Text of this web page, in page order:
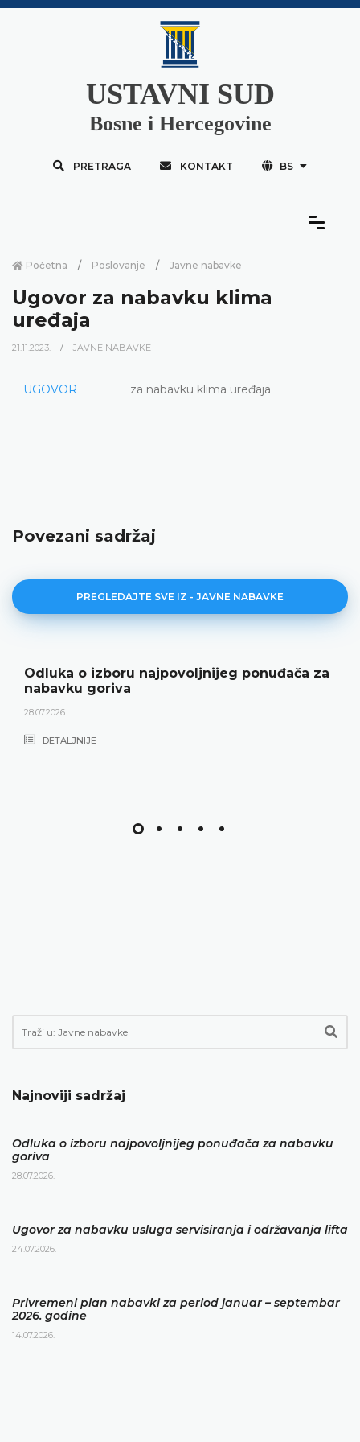
USTAVNI SUD
Bosne i Hercegovine
PRETRAGA KONTAKT BS
Početna Poslovanje Javne nabavke
Ugovor za nabavku klima
uređaja
21.11.2023. JAVNE NABAVKE
UGOVOR za nabavku klima uređaja
Povezani sadržaj
PREGLEDAJTE SVE IZ - JAVNE NABAVKE
Odluka o izboru najpovoljnijeg ponuđača za
nabavku goriva
28.07.2026.
DETALJNIJE
Najnoviji sadržaj
Odluka o izboru najpovoljnijeg ponuđača za nabavku
goriva
28.07.2026.
Ugovor za nabavku usluga servisiranja i održavanja lifta
24.07.2026.
Privremeni plan nabavki za period januar – septembar
2026. godine
14.07.2026.